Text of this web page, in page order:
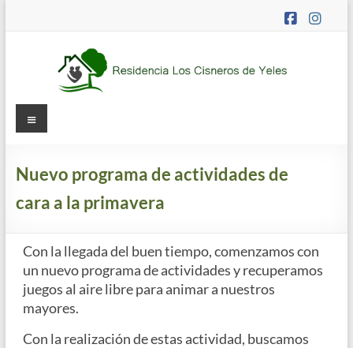
Residencia
Cisneros
Residencia
concertada
apartamentos
tutelados
Menú
Nuevo programa de actividades de
cara a la primavera
Con la llegada del buen tiempo, comenzamos con
un nuevo programa de actividades y recuperamos
juegos al aire libre para animar a nuestros
mayores.
Con la realización de estas actividad, buscamos